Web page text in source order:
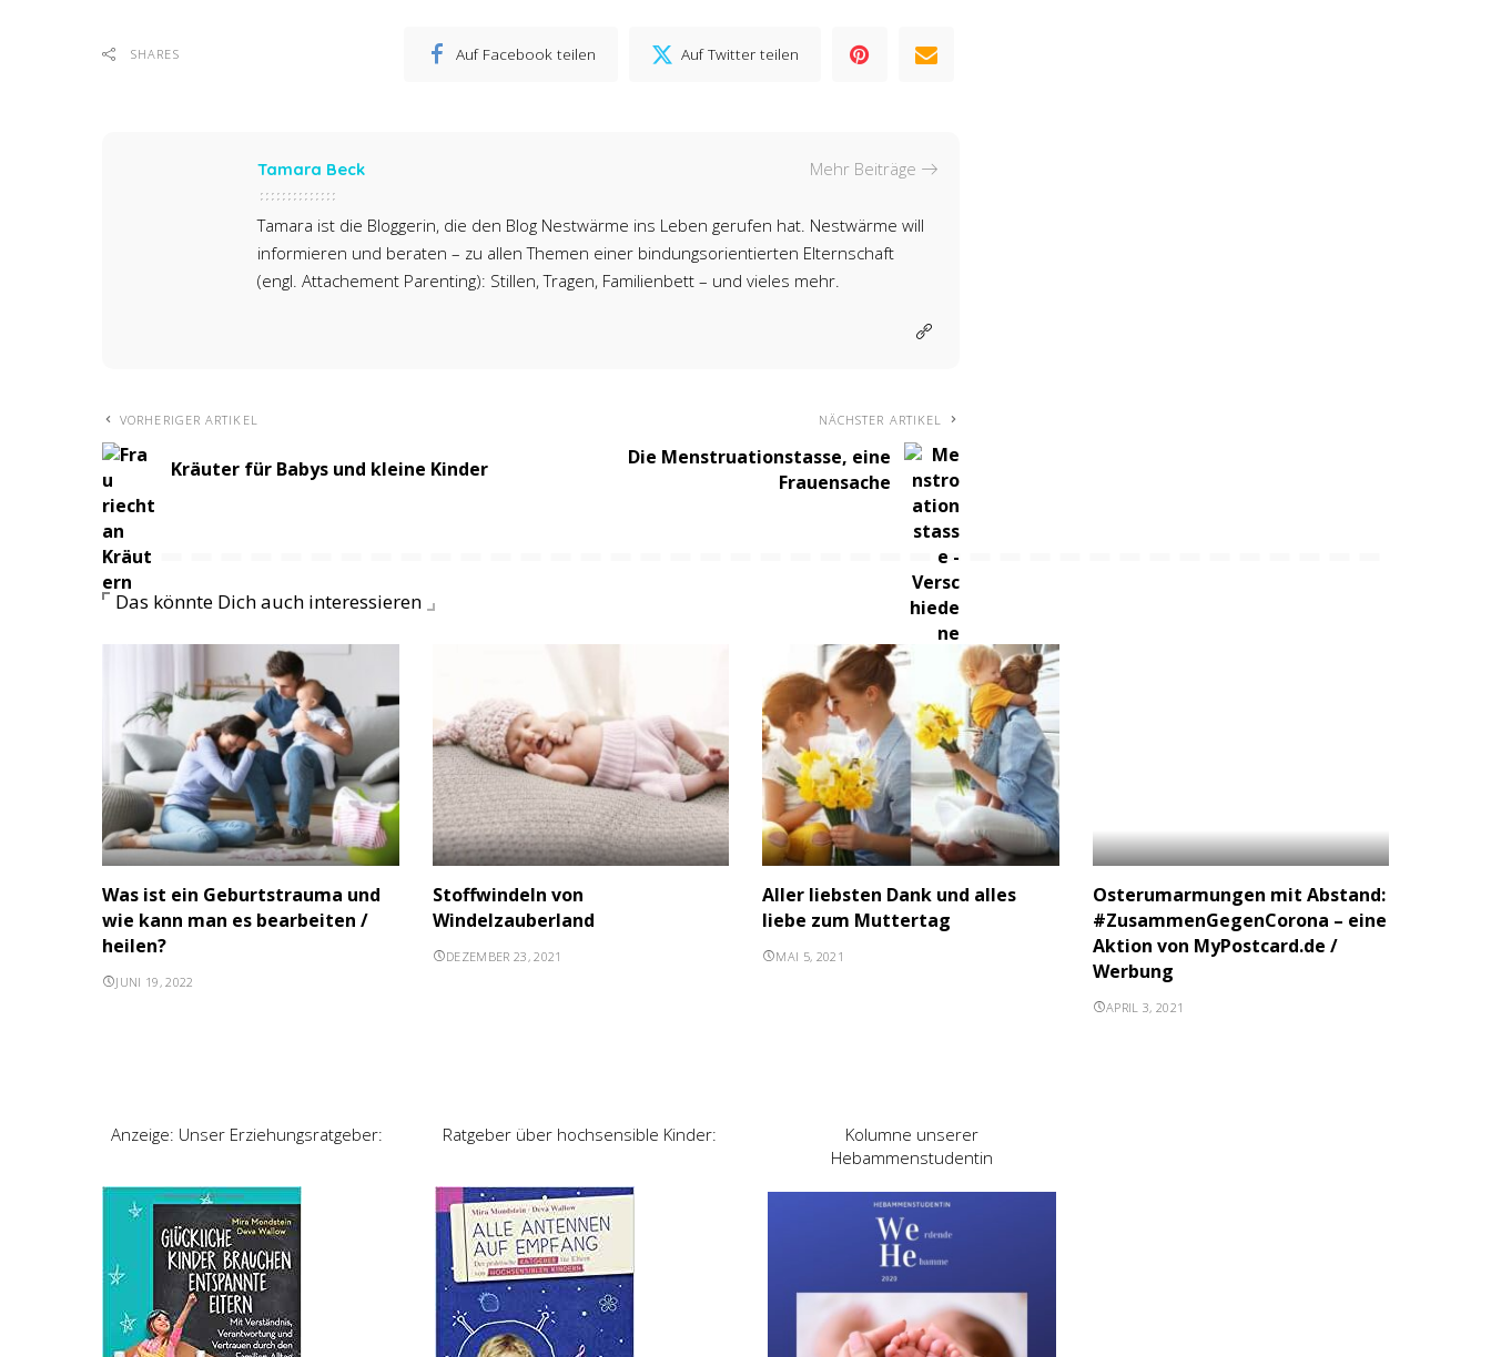
SHARES Auf Facebook teilen Auf Twitter teilen
Tamara Beck Mehr Beiträge
Tamara ist die Bloggerin, die den Blog Nestwärme ins Leben gerufen hat. Nestwärme will
informieren und beraten – zu allen Themen einer bindungsorientierten Elternschaft
(engl. Attachement Parenting): Stillen, Tragen, Familienbett – und vieles mehr.
VORHERIGER ARTIKEL
Kräuter für Babys und kleine Kinder
NÄCHSTER ARTIKEL
Die Menstruationstasse, eine
Frauensache
Das könnte Dich auch interessieren
Was ist ein Geburtstrauma und
wie kann man es bearbeiten /
heilen?
JUNI 19, 2022
Stoffwindeln von
Windelzauberland
DEZEMBER 23, 2021
Aller liebsten Dank und alles
liebe zum Muttertag
MAI 5, 2021
Osterumarmungen mit Abstand:
#ZusammenGegenCorona – eine
Aktion von MyPostcard.de /
Werbung
APRIL 3, 2021
Anzeige: Unser Erziehungsratgeber: Ratgeber über hochsensible Kinder:
Kolumne unserer
Hebammenstudentin